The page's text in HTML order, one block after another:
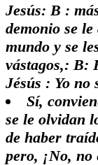
Jesús:B :
demonio se
mundo y se
vástagos,:B:
Jésús : Yo no
Sí,
se le olvidan
de haber
pero, ¡No,